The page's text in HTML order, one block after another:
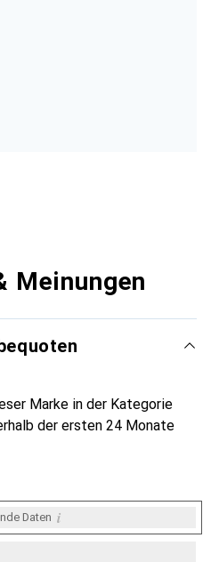
Meinungen
Marke in der Kategorie
der ersten 24 Monate
Daten i